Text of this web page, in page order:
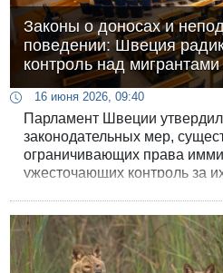
Законы о доносах и
поведении: Швеция
контроль над мигрантами
16 июня 2026, 09:40
Парламент Швеции утвердил
законодательных мер,
ограничивающих права
ужесточающих контроль за
«неподобающее
госслужащих
находящихся в стране без